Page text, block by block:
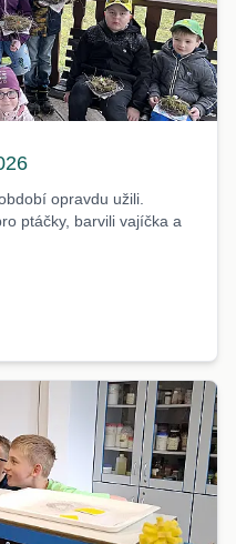
opravdu užili.
ptáčky, barvili vajíčka a